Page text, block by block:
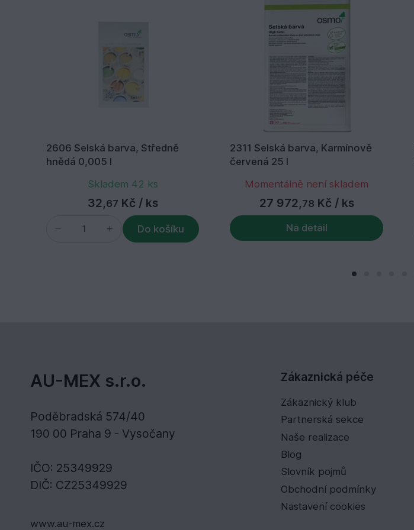
2606 Selská barva, Středně
hnědá 0,005 l
Skladem 42 ks
32,67 Kč / ks
Do košíku
2311 Selská barva, Karmínově
červená 25 l
Momentálně není skladem
27 972,78 Kč / ks
Na detail
AU-MEX s.r.o.
Poděbradská 574/40
190 00 Praha 9 - Vysočany
IČO: 25349929
DIČ: CZ25349929
www.au-mex.cz
Zákaznická péče
Zákaznický klub
Partnerská sekce
Naše realizace
Blog
Slovník pojmů
Obchodní podmínky
Nastavení cookies